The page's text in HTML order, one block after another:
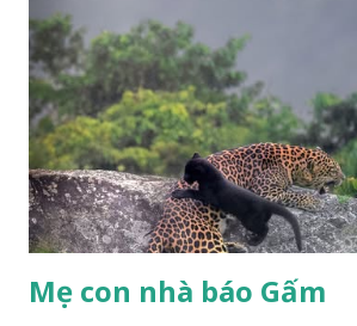
Mẹ con nhà báo Gấm